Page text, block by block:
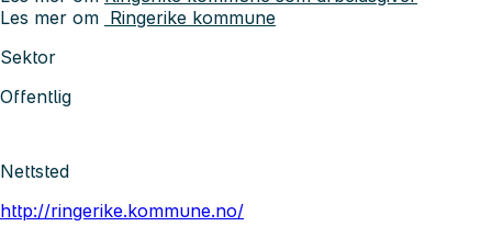
Les mer om Ringerike kommune
Sektor
Offentlig
Nettsted
http://ringerike.kommune.no/